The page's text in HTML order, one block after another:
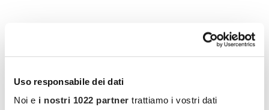
Uso responsabile dei dati
Noi e i nostri 1022 partner trattiamo i vostri dati